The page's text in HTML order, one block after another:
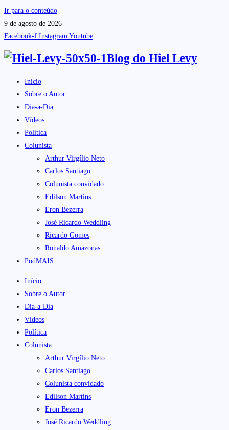
Ir para o conteúdo
9 de agosto de 2026
Facebook-f Instagram Youtube
Blog do Hiel Levy
Início
Sobre o Autor
Dia-a-Dia
Vídeos
Política
Colunista
Arthur Virgílio Neto
Carlos Santiago
Colunista convidado
Edilson Martins
Eron Bezerra
José Ricardo Weddling
Ricardo Gomes
Ronaldo Amazonas
PodMAIS
Início
Sobre o Autor
Dia-a-Dia
Vídeos
Política
Colunista
Arthur Virgílio Neto
Carlos Santiago
Colunista convidado
Edilson Martins
Eron Bezerra
José Ricardo Weddling